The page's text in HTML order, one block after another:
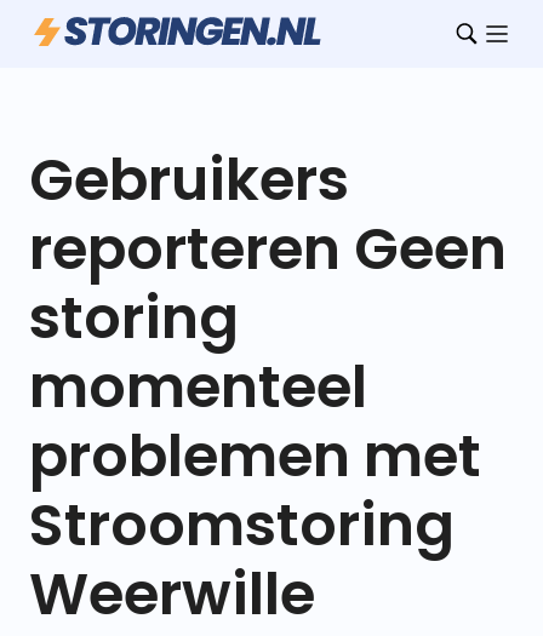
Gebruikers
reporteren Geen
storing
momenteel
problemen met
Stroomstoring
Weerwille